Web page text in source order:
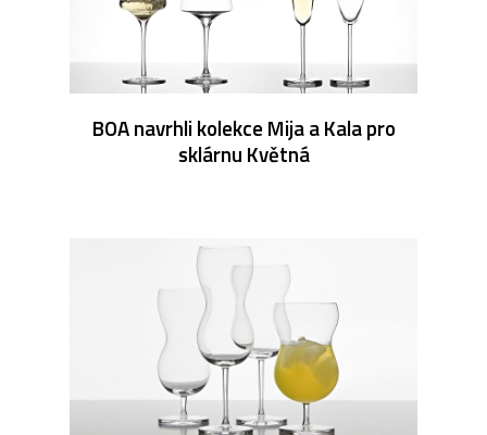
BOA navrhli kolekce Mija a Kala pro
sklárnu Květná